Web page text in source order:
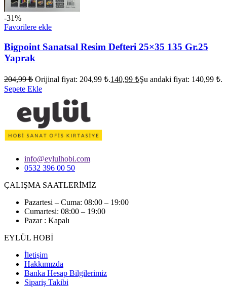
-31%
Favorilere ekle
Bigpoint Sanatsal Resim Defteri 25×35 135 Gr.25
Yaprak
204,99₺ Orijinal fiyat: 204,99 ₺.140,99 ₺Şu andaki fiyat: 140,99 ₺.
Sepete Ekle
info@eylulhobi.com
0532 396 00 50
ÇALIŞMA SAATLERİMİZ
Pazartesi – Cuma: 08:00 – 19:00
Cumartesi: 08:00 – 19:00
Pazar : Kapalı
EYLÜL HOBİ
İletişim
Hakkımızda
Banka Hesap Bilgilerimiz
Sipariş Takibi